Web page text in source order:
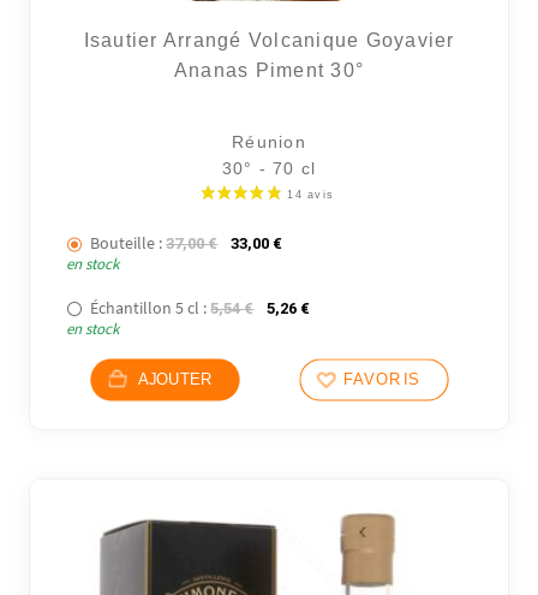
Isautier Arrangé Volcanique Goyavier
Ananas Piment 30°
Réunion
30° - 70 cl
Bouteille : 37,00€ Le prix initial était : 37,00 €.
33,00 €Le prix actuel est : 33,00 €.
en stock
Échantillon 5 cl : 5,54€ Le prix initial était : 5,54 €.
5,26 €Le prix actuel est : 5,26 €.
en stock
AJOUTER FAVORIS